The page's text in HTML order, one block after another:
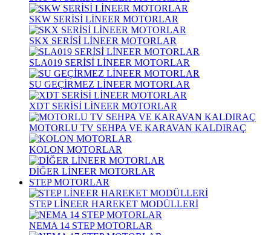
SKW SERİSİ LİNEER MOTORLAR
SKX SERİSİ LİNEER MOTORLAR
SLA019 SERİSİ LİNEER MOTORLAR
SU GEÇİRMEZ LİNEER MOTORLAR
XDT SERİSİ LİNEER MOTORLAR
MOTORLU TV SEHPA VE KARAVAN KALDIRAÇ
KOLON MOTORLAR
DİĞER LİNEER MOTORLAR
STEP MOTORLAR
STEP LİNEER HAREKET MODÜLLERİ
NEMA 14 STEP MOTORLAR